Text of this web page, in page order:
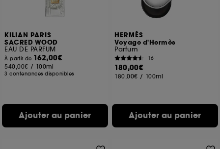
KILIAN PARIS
SACRED WOOD
EAU DE PARFUM
À partir de 162,00€
540,00€ / 100ml
3 contenances disponibles
Ajouter au panier
HERMÈS
Voyage d'Hermès
Parfum
16
180,00€
180,00€ / 100ml
Ajouter au panier